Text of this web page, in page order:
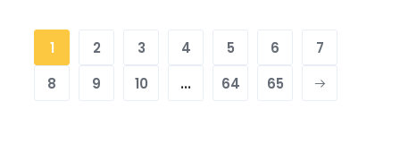
1 2 3 4 5 6
7
8
9 10 ... 64 65